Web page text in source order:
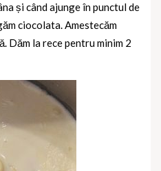
și când ajunge în punctul de
ciocolata. Amestecăm
Dăm la rece pentru minim 2